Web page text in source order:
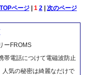
TOPページ| 1 2| 次のページ
ーFROMS
帯電話につけて電磁波防止
人気の秘密は綺麗なだけで